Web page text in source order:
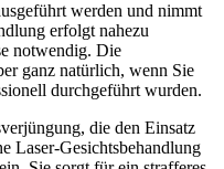
werden und nimmt
erfolgt nahezu
notwendig. Die
ganz natürlich, wenn Sie
durchgeführt wurden.
die den Einsatz
Laser-Gesichtsbehandlung